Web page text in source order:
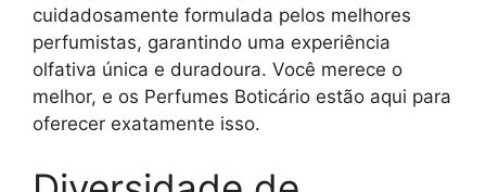
cuidadosamente formulada pelos melhores
perfumistas, garantindo uma experiência
olfativa única e duradoura. Você merece o
melhor, e os Perfumes Boticário estão aqui para
oferecer exatamente isso.